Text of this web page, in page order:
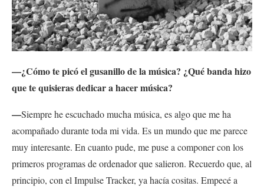
—¿Cómo te picó el gusanillo de la música? ¿Qué banda hizo
que te quisieras dedicar a hacer música?
—Siempre he escuchado mucha música, es algo que me ha
acompañado durante toda mi vida. Es un mundo que me parece
muy interesante. En cuanto pude, me puse a componer con los
primeros programas de ordenador que salieron. Recuerdo que, al
principio, con el Impulse Tracker, ya hacía cositas. Empecé a